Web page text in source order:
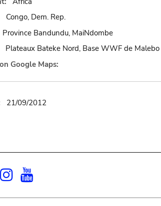
Congo, Dem. Rep.
Province Bandundu, MaiNdombe
Plateaux Bateke Nord, Base WWF de Malebo
Google Maps:
21/09/2012
Facebook
Instagram